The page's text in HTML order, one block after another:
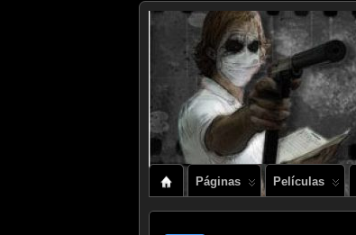
Páginas Películas